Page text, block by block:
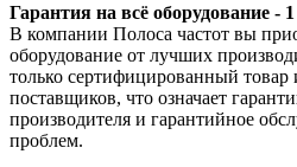
Гарантия на всё оборудование - 1
В компании Полоса частот вы
оборудование от лучших
только сертифицированный
поставщиков, что означает
производителя и гарантийное
проблем.